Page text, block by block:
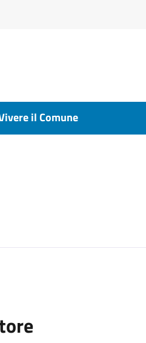
il Comune